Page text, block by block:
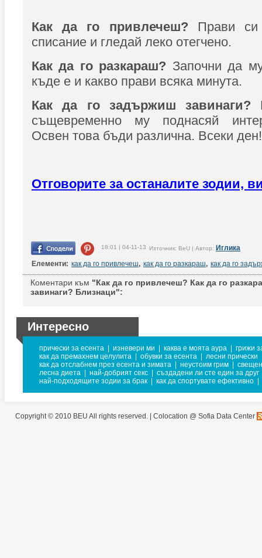
Как да го привлечеш? Прави
списание и гледай леко отегчено.
Как да го разкараш? Започни да
къде е и какво прави всяка минута.
Как да го задържиш завинаги?
същевременно му поднасяй
Освен това бъди различна. Всеки ден!
Отговорите за останалите зодии,
18:01 | 04-11-13 Източник: BeU | Автор: Иглика
Елементи: как да го привлечеш, как да го разкараш, как да го
Коментари към "Как да го привлечеш? Как да го
завинаги? Близнаци":
Интересно
прически за есента изневери ми каква е моята аура
грижи
как да премахнем целулита
обувки за есента лесни прически
как да отслабнем през есента и зимата
неустоим грим
лесна диета
най-добрият секс
създадени ли сте един за друг
най-подходящите зодии за брак
как да спортувате ефективно
Copyright © 2010 BEU All rights reserved. | Colocation @ Sofia Data Center